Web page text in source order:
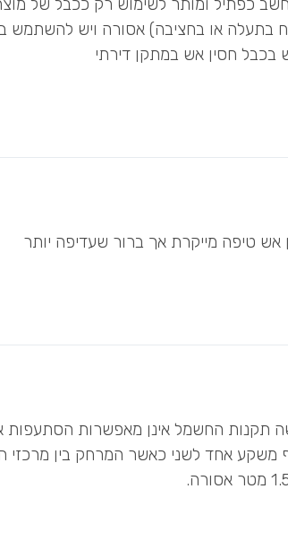
חסין אש במתקן דירתי
טיפה מייקרת אך ברור שעדיפה יותר
תקנות החשמל אינן מאפשרות